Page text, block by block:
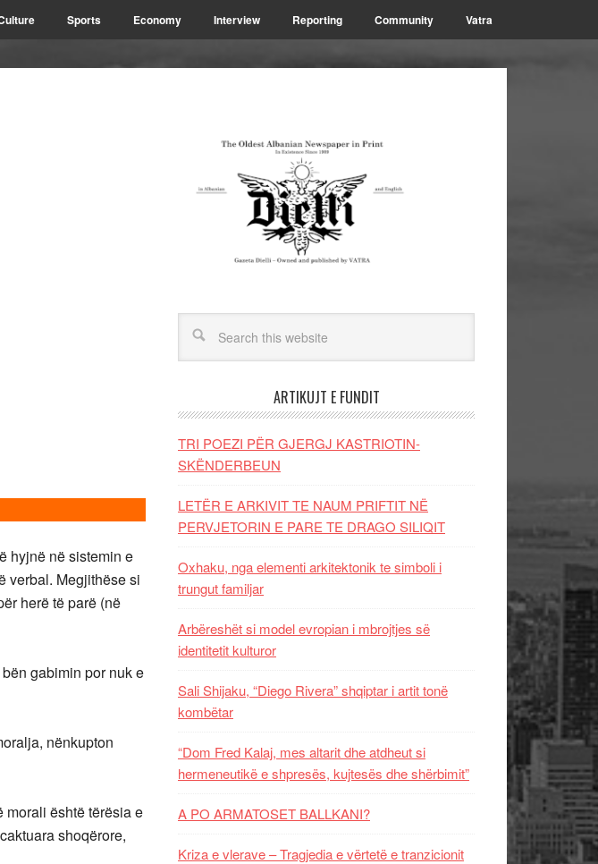
Sports Economy Interview Reporting Community Vatra
hyjnë në sistemin e
verbal. Megjithëse si
herë të parë (në
gabimin por nuk e
nënkupton
morali është tërësia e
shoqërore,
ARTIKUJT E FUNDIT
TRI POEZI PËR GJERGJ KASTRIOTIN-
SKËNDERBEUN
LETËR E ARKIVIT TE NAUM PRIFTIT NË
PERVJETORIN E PARE TE DRAGO SILIQIT
Oxhaku, nga elementi arkitektonik te simboli i
trungut familjar
Arbëreshët si model evropian i mbrojtjes së
identitetit kulturor
Sali Shijaku, “Diego Rivera” shqiptar i artit tonë
kombëtar
“Dom Fred Kalaj, mes altarit dhe atdheut si
hermeneutikë e shpresës, kujtesës dhe shërbimit”
A PO ARMATOSET BALLKANI?
Kriza e vlerave – Tragjedia e vërtetë e tranzicionit